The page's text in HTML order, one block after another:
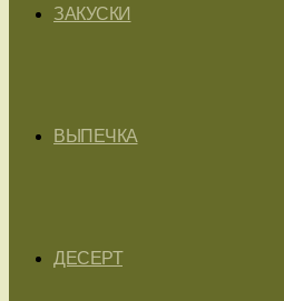
ЗАКУСКИ
ВЫПЕЧКА
ДЕСЕРТ